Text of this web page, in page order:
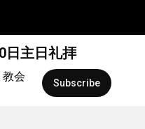
主日礼拝
会 Subscribe